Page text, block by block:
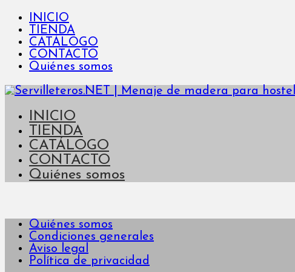
INICIO
TIENDA
CATÁLOGO
CONTACTO
Quiénes somos
INICIO
TIENDA
CATÁLOGO
CONTACTO
Quiénes somos
Quiénes somos
Condiciones generales
Aviso legal
Política de privacidad